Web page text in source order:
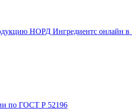
по ГОСТ Р 52196